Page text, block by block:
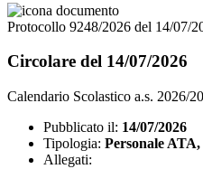
Protocollo 9248/2026 del 14/07/
Circolare del 14/07/2026
Calendario Scolastico a.s. 2026/
Pubblicato il: 14/07/2026
Tipologia: Personale
Allegati: